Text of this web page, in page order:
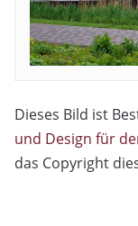
Dieses Bild ist
und Design für
das Copyright